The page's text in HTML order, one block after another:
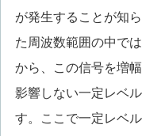
が発生することが知
た周波数範囲の中で
から、この信号を増
影響しない一定レベ
す。ここで一定レベ